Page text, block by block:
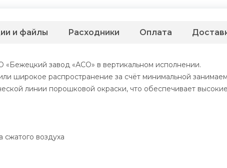
«Бежецкий завод «АСО» в вертикальном исполнении.
широкое распространение за счёт минимальной
линии порошковой окраски, что обеспечивает
сжатого воздуха
и файлы Расходники Оплата